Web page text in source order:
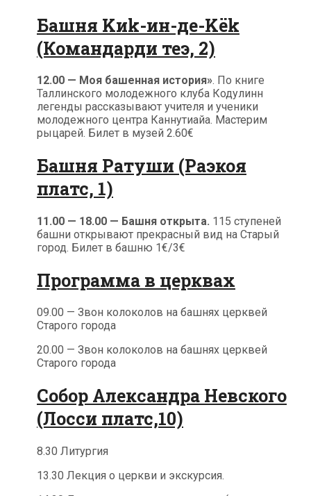
Башня Kиk-ин-де-Kёk
(Командарди теэ, 2)
12.00 — Моя башенная история». По книге
Таллинского молодежного клуба Кодулинн
легенды рассказывают учителя и ученики
молодежного центра Каннутиайа. Мастерим
рыцарей. Билет в музей 2.60€
Башня Ратуши (Раэкоя
платс, 1)
11.00 — 18.00 — Башня открыта. 115 ступеней
башни открывают прекрасный вид на Старый
город. Билет в башню 1€/3€
Программа в церквах
09.00 — Звон колоколов на башнях церквей
Старого города
20.00 — Звон колоколов на башнях церквей
Старого города
Собор Александра Невского
(Лосси платс,10)
8.30 Литургия
13.30 Лекция о церкви и экскурсия.